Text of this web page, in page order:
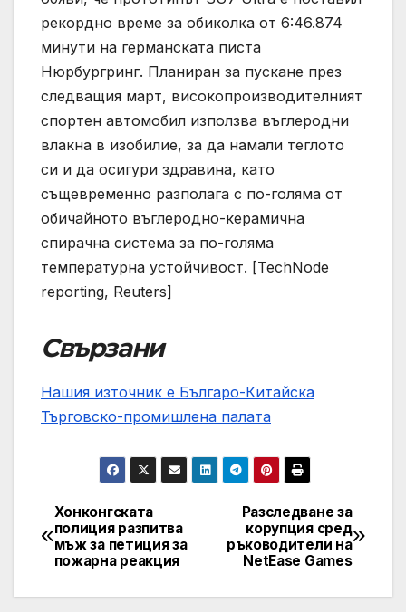
рекордно време за обиколка от 6:46.874
минути на германската писта
Нюрбургринг. Планиран за пускане през
следващия март, високопроизводителният
спортен автомобил използва въглеродни
влакна в изобилие, за да намали теглото
си и да осигури здравина, като
същевременно разполага с по-голяма от
обичайното въглеродно-керамична
спирачна система за по-голяма
температурна устойчивост. [TechNode
reporting, Reuters]
Свързани
Нашия източник е Българо-Китайска
Търговско-промишлена палaта
Post
navigation
Разследване за
корупция сред
ръководители на
NetEase Games
Хонконгската
полиция разпитва
мъж за петиция за
пожарна реакция